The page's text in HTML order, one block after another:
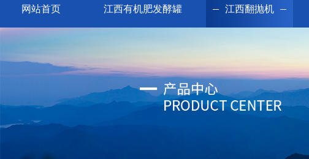
网站首页 江西有机肥发酵罐 江西翻抛机